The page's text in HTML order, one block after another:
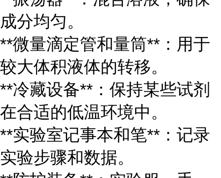
成分均匀。
**微量滴定管和量筒**：用于
较大体积液体的转移。
**冷藏设备**：保持某些试剂
在合适的低温环境中。
**实验室记事本和笔**：记录
实验步骤和数据。